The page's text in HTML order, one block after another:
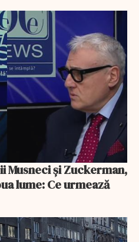
lume: Ce urmează